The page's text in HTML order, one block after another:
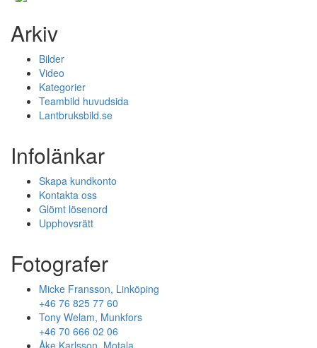
Arkiv
Bilder
Video
Kategorier
Teambild huvudsida
Lantbruksbild.se
Infolänkar
Skapa kundkonto
Kontakta oss
Glömt lösenord
Upphovsrätt
Fotografer
Micke Fransson, Linköping
+46 76 825 77 60
Tony Welam, Munkfors
+46 70 666 02 06